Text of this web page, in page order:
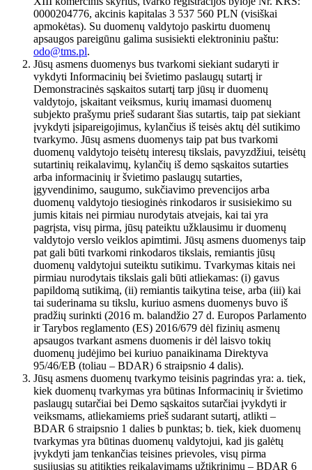
0000204776, akcinis kapitalas 3 537 560 PLN (visiškai
apmokėtas). Su duomenų valdytojo paskirtu duomenų
apsaugos pareigūnu galima susisiekti elektroniniu paštu:
odo@tms.pl.
Jūsų asmens duomenys bus tvarkomi siekiant sudaryti ir
vykdyti Informacinių bei švietimo paslaugų sutartį ir
Demonstracinės sąskaitos sutartį tarp jūsų ir duomenų
valdytojo, įskaitant veiksmus, kurių imamasi duomenų
subjekto prašymu prieš sudarant šias sutartis, taip pat siekiant
įvykdyti įsipareigojimus, kylančius iš teisės aktų dėl sutikimo
tvarkymo. Jūsų asmens duomenys taip pat bus tvarkomi
duomenų valdytojo teisėtų interesų tikslais, pavyzdžiui, teisėtų
sutartinių reikalavimų, kylančių iš demo sąskaitos sutarties
arba informacinių ir švietimo paslaugų sutarties,
įgyvendinimo, saugumo, sukčiavimo prevencijos arba
duomenų valdytojo tiesioginės rinkodaros ir susisiekimo su
jumis kitais nei pirmiau nurodytais atvejais, kai tai yra
pagrįsta, visų pirma, jūsų pateiktu užklausimu ir duomenų
valdytojo verslo veiklos apimtimi. Jūsų asmens duomenys taip
pat gali būti tvarkomi rinkodaros tikslais, remiantis jūsų
duomenų valdytojui suteiktu sutikimu. Tvarkymas kitais nei
pirmiau nurodytais tikslais gali būti atliekamas: (i) gavus
papildomą sutikimą, (ii) remiantis taikytina teise, arba (iii) kai
tai suderinama su tikslu, kuriuo asmens duomenys buvo iš
pradžių surinkti (2016 m. balandžio 27 d. Europos Parlamento
ir Tarybos reglamento (ES) 2016/679 dėl fizinių asmenų
apsaugos tvarkant asmens duomenis ir dėl laisvo tokių
duomenų judėjimo bei kuriuo panaikinama Direktyva
95/46/EB (toliau – BDAR) 6 straipsnio 4 dalis).
Jūsų asmens duomenų tvarkymo teisinis pagrindas yra: a. tiek,
kiek duomenų tvarkymas yra būtinas Informacinių ir švietimo
paslaugų sutarčiai bei Demo sąskaitos sutarčiai įvykdyti ir
veiksmams, atliekamiems prieš sudarant sutartį, atlikti –
BDAR 6 straipsnio 1 dalies b punktas; b. tiek, kiek duomenų
tvarkymas yra būtinas duomenų valdytojui, kad jis galėtų
įvykdyti jam tenkančias teisines prievoles, visų pirma
susijusias su atitikties reikalavimams užtikrinimu – BDAR 6